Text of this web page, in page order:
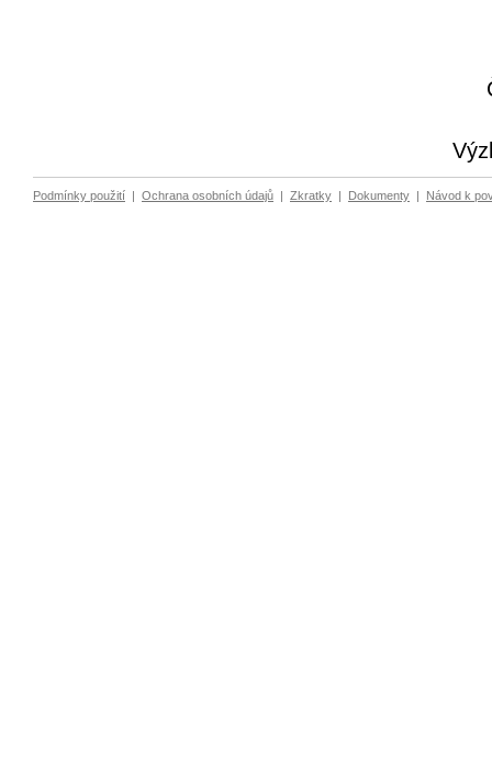
Podmínky použití | Ochrana osobních údajů | Zkratky | Dokumenty | Návod k